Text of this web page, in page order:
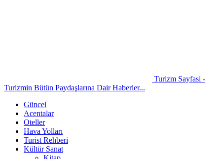
Turizm Sayfasi -
Turizmin Bütün Paydaşlarına Dair Haberler...
Güncel
Acentalar
Oteller
Hava Yolları
Turist Rehberi
Kültür Sanat